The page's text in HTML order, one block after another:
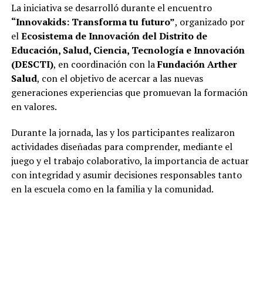
La iniciativa se desarrolló durante el encuentro
“Innovakids: Transforma tu futuro”, organizado por
elEcosistema de Innovación del Distrito de
Educación, Salud, Ciencia, Tecnología e Innovación
(DESCTI), en coordinación con laFundación Arther
Salud, con el objetivo de acercar a las nuevas
generaciones experiencias que promuevan la formación
en valores.
Durante la jornada, las y los participantes realizaron
actividades diseñadas para comprender, mediante el
juego y el trabajo colaborativo, la importancia de actuar
con integridad y asumir decisiones responsables tanto
en la escuela como en la familia y la comunidad.